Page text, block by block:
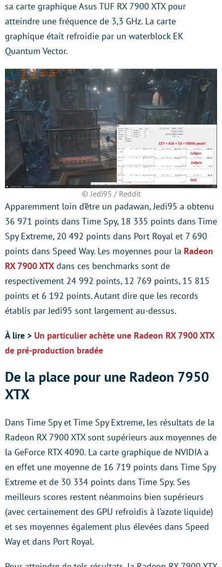
sa carte graphique Asus TUF RX 7900 XTX pour
atteindre une fréquence de 3,3 GHz. La carte
graphique était refroidie par un waterblock EK
Quantum Vector.
© Jedi95 / Reddit
Apparemment loin d’être un padawan, Jedi95 a obtenu
36 971 points dans Time Spy, 18 335 points dans Time
Spy Extreme, 20 492 points dans Port Royal et 7 690
points dans Speed Way. Les moyennes pour la Radeon
RX 7900 XTX dans ces benchmarks sont de
respectivement 24 992 points, 12 769 points, 15 815
points et 6 192 points. Autant dire que les records
établis par Jedi95 sont largement au-dessus.
À lire > Un particulier achète une Radeon RX 7900 XTX
de pré-production bradée
De la place pour une Radeon 7950
XTX
Dans Time Spy et Time Spy Extreme, les résultats de la
Radeon RX 7900 XTX sont supérieurs aux moyennes de
la GeForce RTX 4090. La carte graphique de NVIDIA a
en effet une moyenne de 16 719 points dans Time Spy
Extreme et de 30 334 points dans Time Spy. Ses
meilleurs scores restent néanmoins bien supérieurs
(avec certainement des GPU refroidis à l’azote liquide)
et ses moyennes également plus élevées dans Speed
Way et dans Port Royal.